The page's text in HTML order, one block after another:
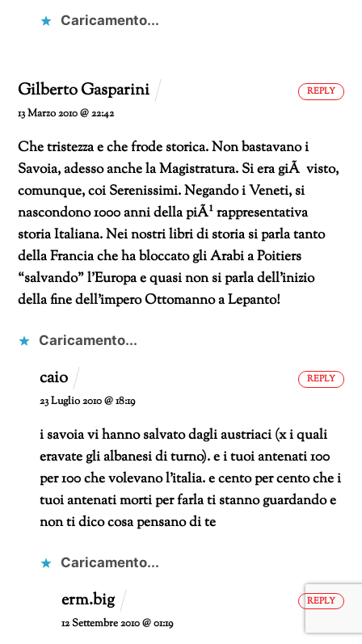
Caricamento...
Gilberto Gasparini
13 Marzo 2010 @ 22:42
Che tristezza e che frode storica. Non bastavano i
Savoia, adesso anche la Magistratura. Si era giÃ visto,
comunque, coi Serenissimi. Negando i Veneti, si
nascondono 1000 anni della piÃ¹ rappresentativa
storia Italiana. Nei nostri libri di storia si parla tanto
della Francia che ha bloccato gli Arabi a Poitiers
“salvando” l’Europa e quasi non si parla dell’inizio
della fine dell’impero Ottomanno a Lepanto!
Caricamento...
REPLY
caio
23 Luglio 2010 @ 18:19
i savoia vi hanno salvato dagli austriaci (x i quali
eravate gli albanesi di turno).e i tuoi antenati 100
per 100 che volevano l’italia. e cento per cento che i
tuoi antenati morti per farla ti stanno guardando e
non ti dico cosa pensano di te
Caricamento...
REPLY
erm.big
12 Settembre 2010 @ 01:19
REPLY